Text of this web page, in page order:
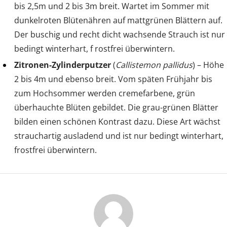
bis 2,5m und 2 bis 3m breit. Wartet im Sommer mit
dunkelroten Blütenähren auf mattgrünen Blättern auf.
Der buschig und recht dicht wachsende Strauch ist nur
bedingt winterhart, f rostfrei überwintern.
Zitronen-Zylinderputzer(Callistemon pallidus) – Höhe
2 bis 4m und ebenso breit. Vom späten Frühjahr bis
zum Hochsommer werden cremefarbene, grün
überhauchte Blüten gebildet. Die grau-grünen Blätter
bilden einen schönen Kontrast dazu. Diese Art wächst
strauchartig ausladend und ist nur bedingt winterhart,
frostfrei überwintern.